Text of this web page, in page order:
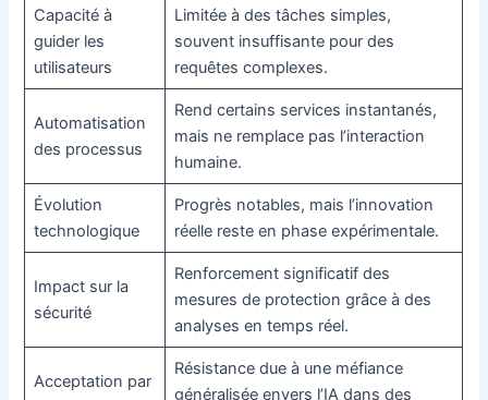
Capacité à
guider les
utilisateurs
Limitée à des tâches simples,
souvent insuffisante pour des
requêtes complexes.
Automatisation
des processus
Rend certains services instantanés,
mais ne remplace pas l’interaction
humaine.
Évolution
technologique
Progrès notables, mais l’innovation
réelle reste en phase expérimentale.
Impact sur la
sécurité
Renforcement significatif des
mesures de protection grâce à des
analyses en temps réel.
Acceptation par
Résistance due à une méfiance
généralisée envers l’IA dans des